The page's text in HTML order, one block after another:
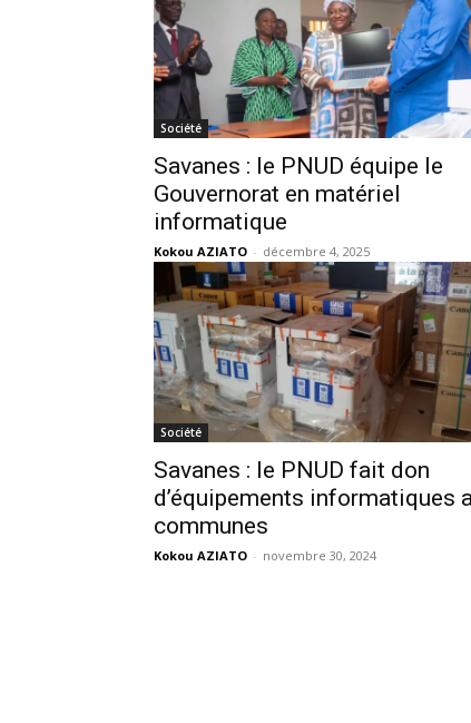
Société
Savanes : le PNUD équipe le
Gouvernorat en matériel
informatique
Kokou AZIATO - décembre 4, 2025
Société
Savanes : le PNUD fait don
d’équipements informatiques
communes
Kokou AZIATO - novembre 30, 2024